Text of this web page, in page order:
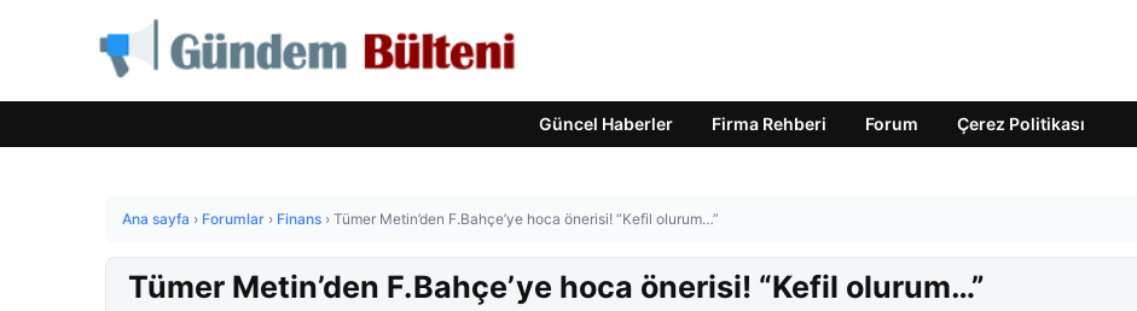
Güncel Haberler Firma Rehberi Forum Çerez Politikası
Ana sayfa › Forumlar › Finans › Tümer Metin’den F.Bahçe’ye hoca önerisi! “Kefil olurum…”
Tümer Metin’den F.Bahçe’ye hoca önerisi! “Kefil olurum…”